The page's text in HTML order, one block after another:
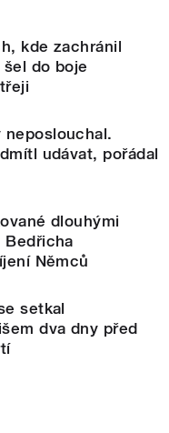
kde zachránil
šel do boje
udávat, pořádal
dlouhými
Bedřicha
Němců
setkal
dva dny před